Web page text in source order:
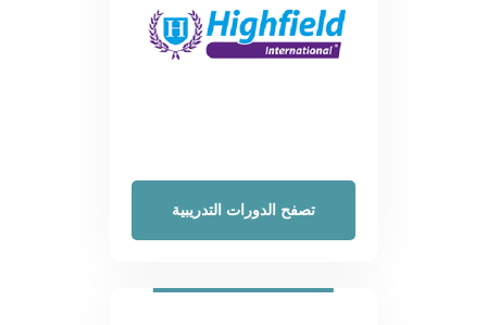
تصفح الدورات التدريبية